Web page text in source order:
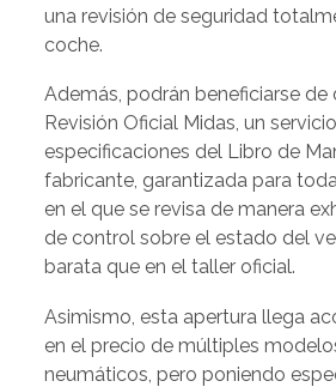
una revisión de seguridad
coche.
Además, podrán beneficiarse
Revisión Oficial Midas, un
especificaciones del Libro de
fabricante, garantizada para
en el que se revisa de manera
de control sobre el estado del
barata que en el taller oficial.
Asimismo, esta apertura llega
en el precio de múltiples
neumáticos, pero poniendo